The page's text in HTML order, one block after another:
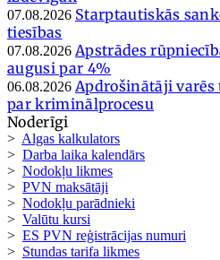
07.08.2026 Starptautiskās
tiesības
07.08.2026 Apstrādes
augusi par 4%
06.08.2026 Apdrošinātāji varēs
par kriminālprocesu
Noderīgi
> Algas kalkulators
> Darba laika kalendārs
> Nodokļu likmes
> PVN maksātāji
> Nodokļu parādnieki
> Valūtu kursi
> ES PVN reģistrācijas numuri
> Stundas tarifa likmes